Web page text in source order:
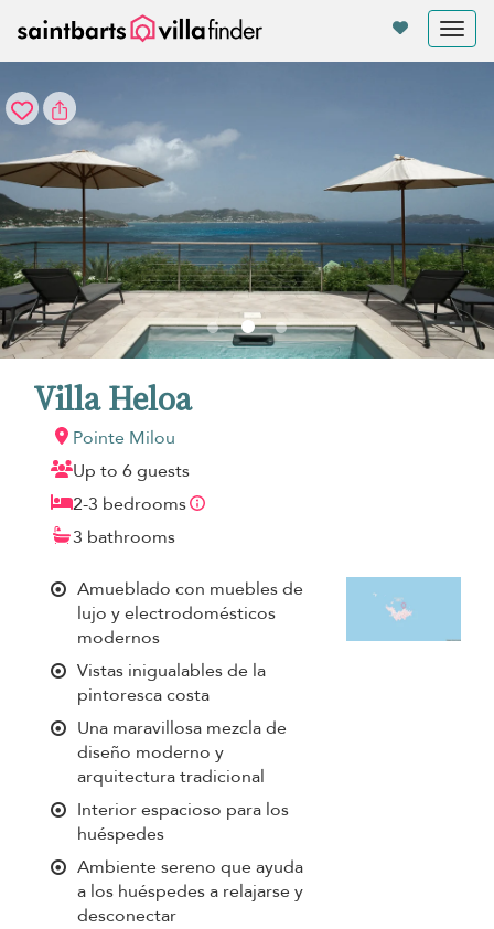
Villa Heloa
Pointe Milou
Up to 6 guests
2-3 bedrooms
3 bathrooms
Amueblado con muebles de
lujo y electrodomésticos
modernos
Vistas inigualables de la
pintoresca costa
Una maravillosa mezcla de
diseño moderno y
arquitectura tradicional
Interior espacioso para los
huéspedes
Ambiente sereno que ayuda
a los huéspedes a relajarse y
desconectar
Panel de gestión de cookies